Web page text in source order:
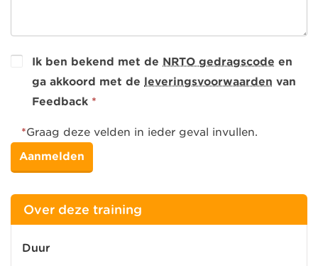
Ik ben bekend met de NRTO gedragscode en
ga akkoord met de leveringsvoorwaarden van
Feedback *
*Graag deze velden in ieder geval invullen.
Over deze training
Duur